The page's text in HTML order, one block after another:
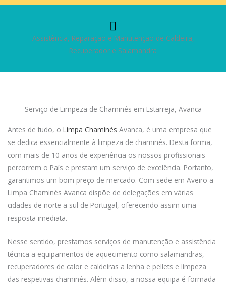
Assistência, Reparação e Manutenção de Caldeira,
Recuperador e Salamandra
Serviço de Limpeza de Chaminés em Estarreja, Avanca
Antes de tudo, o Limpa Chaminés Avanca, é uma empresa que
se dedica essencialmente à limpeza de chaminés. Desta forma,
com mais de 10 anos de experiência os nossos profissionais
percorrem o País e prestam um serviço de excelência. Portanto,
garantimos um bom preço de mercado. Com sede em Aveiro a
Limpa Chaminés Avanca dispõe de delegações em várias
cidades de norte a sul de Portugal, oferecendo assim uma
resposta imediata.
Nesse sentido, prestamos serviços de manutenção e assistência
técnica a equipamentos de aquecimento como salamandras,
recuperadores de calor e caldeiras a lenha e pellets e limpeza
das respetivas chaminés. Além disso, a nossa equipa é formada